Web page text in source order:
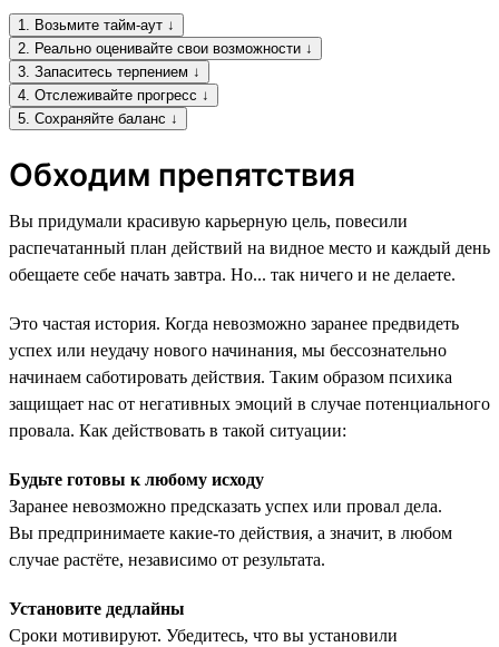
1. Возьмите тайм-аут ↓
2. Реально оценивайте свои возможности ↓
3. Запаситесь терпением ↓
4. Отслеживайте прогресс ↓
5. Сохраняйте баланс ↓
Обходим препятствия
Вы придумали красивую карьерную цель, повесили
распечатанный план действий на видное место и каждый день
обещаете себе начать завтра. Но... так ничего и не делаете.
Это частая история. Когда невозможно заранее предвидеть
успех или неудачу нового начинания, мы бессознательно
начинаем саботировать действия. Таким образом психика
защищает нас от негативных эмоций в случае потенциального
провала. Как действовать в такой ситуации:
Будьте готовы к любому исходу
Заранее невозможно предсказать успех или провал дела.
Вы предпринимаете какие-то действия, а значит, в любом
случае растёте, независимо от результата.
Установите дедлайны
Сроки мотивируют. Убедитесь, что вы установили